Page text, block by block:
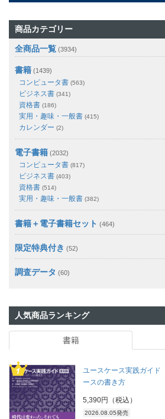
商品カテゴリー
全商品一覧 (3934)
書籍 (1439)
コンピュータ書 (563)
ビジネス書 (341)
資格書 (186)
実用・趣味・一般書 (415)
カレンダー (2)
電子書籍 (2032)
コンピュータ書 (817)
ビジネス書 (403)
資格書 (514)
実用・趣味・一般書 (382)
書籍＋電子書籍セット (464)
限定特典付き (52)
調査データ (60)
人気商品ランキング
書籍
ユースケース実践ガイド
ースの書き方
5,390円（税込）
2026.08.05発売